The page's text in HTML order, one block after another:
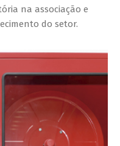
na associação e
do setor.